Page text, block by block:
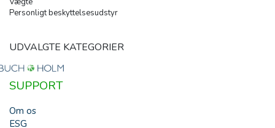
Personligt beskyttelsesudstyr
UDVALGTE KATEGORIER
SUPPORT
Om os
ESG